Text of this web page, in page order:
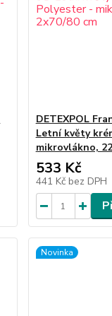
DETEXPOL
Letní květy
mikrovlákno,
533 Kč
441 Kč bez DPH
Novinka